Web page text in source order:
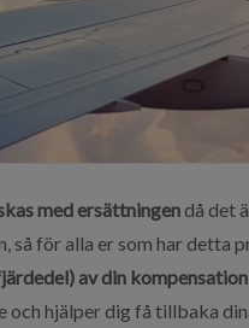
med ersättningen då det
så för alla er som har detta
av din kompensation
och hjälper dig få tillbaka